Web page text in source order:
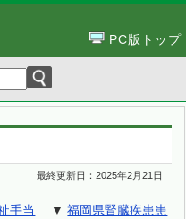
PC版トップ
最終更新日：2025年2月21日
手当 ▼福岡県腎臓疾患患